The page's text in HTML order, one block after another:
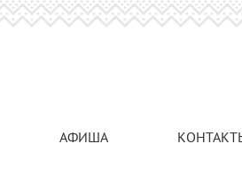
АФИША